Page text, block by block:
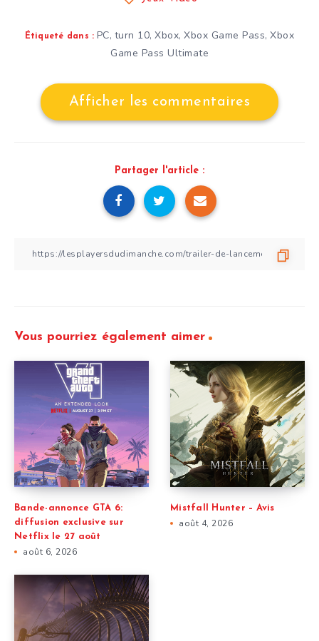
Étiqueté dans : PC, turn 10,Xbox,Xbox Game Pass,Xbox
Game Pass Ultimate
Afficher les commentaires
Partager l'article :
Vous pourriez également aimer
Bande-annonce GTA 6:
diffusion exclusive sur
Netflix le 27 août
août 6, 2026
Mistfall Hunter – Avis
août 4, 2026